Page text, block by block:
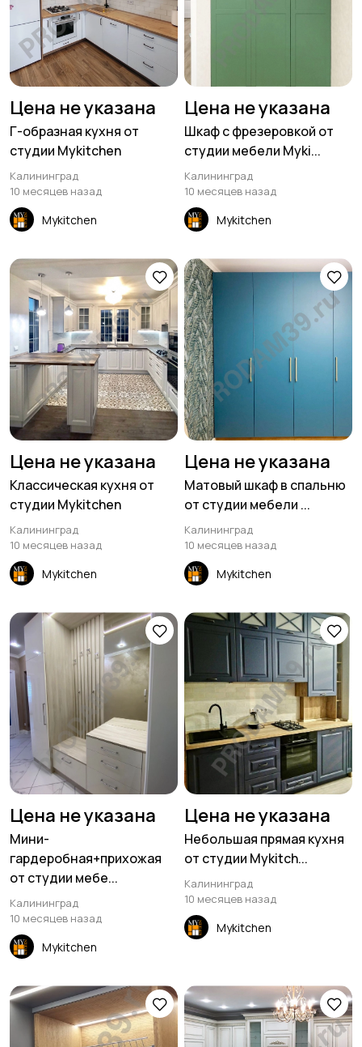
Цена не указана
Г-образная кухня от
студии Mykitchen
Калининград
10 месяцев назад
Mykitchen
Цена не указана
Шкаф с фрезеровкой от
студии мебели Myki...
Калининград
10 месяцев назад
Mykitchen
Цена не указана
Классическая кухня от
студии Mykitchen
Калининград
10 месяцев назад
Mykitchen
Цена не указана
Матовый шкаф в спальню
от студии мебели ...
Калининград
10 месяцев назад
Mykitchen
Цена не указана
Мини-
гардеробная+прихожая
от студии мебе...
Калининград
10 месяцев назад
Mykitchen
Цена не указана
Небольшая прямая кухня
от студии Mykitch...
Калининград
10 месяцев назад
Mykitchen